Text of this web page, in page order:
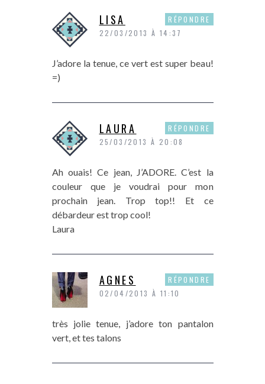
LISA
22/03/2013 À 14:37
J’adore la tenue, ce vert est super beau!
=)
RÉPONDRE
LAURA
25/03/2013 À 20:08
Ah ouais! Ce jean, J’ADORE. C’est la
couleur que je voudrai pour mon
prochain jean. Trop top!! Et ce
débardeur est trop cool!
Laura
RÉPONDRE
AGNES
02/04/2013 À 11:10
très jolie tenue, j’adore ton pantalon
vert, et tes talons
RÉPONDRE